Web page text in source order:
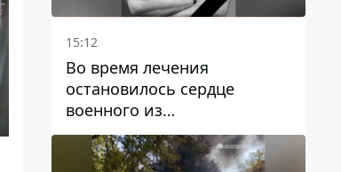
15:12
Во время лечения
остановилось сердце
военного из
Днепропетровской области
Ростислава Лупашко